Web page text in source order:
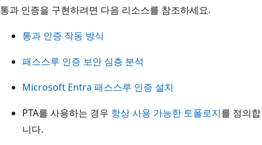
통과 인증을 구현하려면 다음 리소스를 참조하세요.
통과 인증 작동 방식
패스스루 인증 보안 심층 분석
Microsoft Entra 패스스루 인증 설치
PTA를 사용하는 경우 항상 사용 가능한 토폴로지를 정의합
니다.